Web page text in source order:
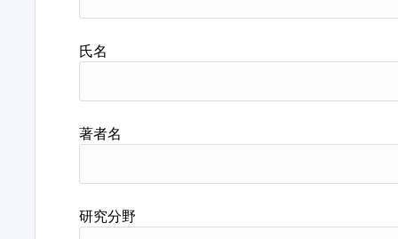
氏名
著者名
研究分野